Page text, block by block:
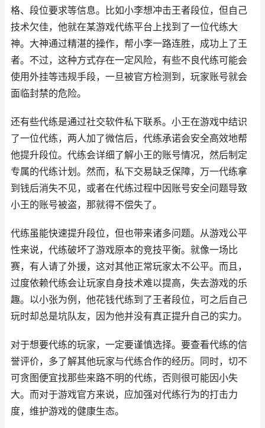
格、段位要求等信息。比如小李想冲击王者段位，但自己
技术欠佳，他就在某游戏代练平台上找到了一位代练大
神。大神通过精湛的操作，帮小李一路连胜，成功上了王
者。不过，这种方式存在一定风险，有些不良代练可能会
使用外挂等违规手段，一旦被官方检测到，玩家账号就会
面临封禁的危险。
还有些代练是通过社交软件私下联系。小王在游戏中结识
了一位代练，两人加了微信后，代练承诺会安全高效地帮
他提升段位。代练会详细了解小王的账号情况，然后制定
专属的代练计划。然而，私下交易缺乏保障，万一代练拿
到钱后消失不见，或者在代练过程中因账号安全问题导致
小王的账号被盗，那就得不偿失了。
代练虽能快速提升段位，但也带来诸多问题。从游戏公平
性来说，代练破坏了游戏原本的竞技平衡。就像一场比
赛，有人请了外援，这对其他正常玩家太不公平。而且，
过度依赖代练会让玩家自身技术难以提高，失去游戏的乐
趣。以小张为例，他花钱代练到了王者段位，可之后自己
玩时却总是坑队友，因为他并没有真正提升自己的实力。
对于想要代练的玩家，一定要谨慎选择。要查看代练的信
誉评价，多了解其他玩家与代练合作的经历。同时，切不
可贪图便宜找那些来路不明的代练，否则很可能因小失
大。而对于游戏官方来说，应加强对代练行为的打击力
度，维护游戏的健康生态。